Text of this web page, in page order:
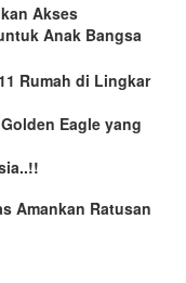
Akses
Anak Bangsa
Rumah di Lingkar
Eagle yang
Amankan Ratusan